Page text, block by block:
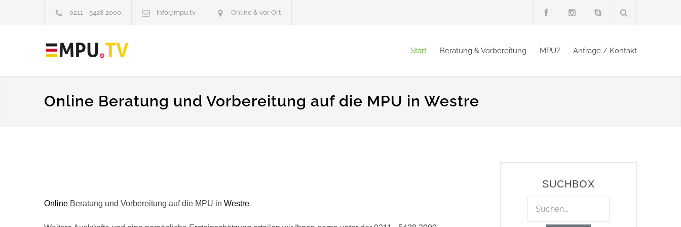
0211 - 5428 2000 info@mpu.tv Online & vor Ort
Start Beratung & Vorbereitung MPU? Anfrage / Kontakt
Online Beratung und Vorbereitung auf die MPU in Westre
Online Beratung und Vorbereitung auf die MPU in Westre
SUCHBOX